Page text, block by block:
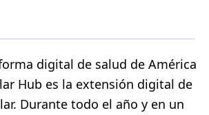
digital de salud de América
Hub es la extensión digital de
Durante todo el año y en un